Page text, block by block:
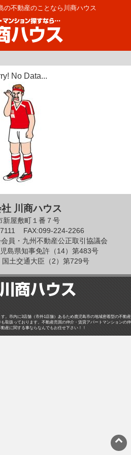
の不動産のことなら川商ハウス
No Data...
川商ハウス
新屋敷町１番７号
FAX:099-224-2266
員・九州不動産公正取引協議会
島県知事免許（14）第483号
土交通大臣（2）第729号
。市内に3店舗（市外1店舗）あるため鹿児島市の地域密着型の不動産
取扱っております。不動産売買の仲介・賃貸アパートマンションの仲
産に関する事ならなんでもお任せ下さい！！